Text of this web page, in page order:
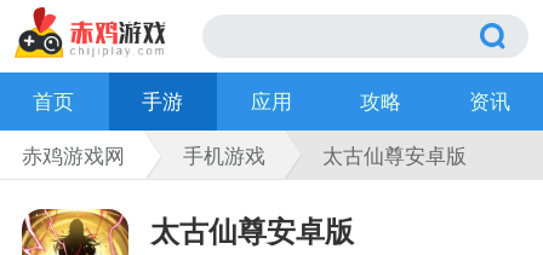
首页 手游 应用 攻略
资讯
赤鸡游戏网
手机游戏 太古仙尊安卓版
太古仙尊安卓版